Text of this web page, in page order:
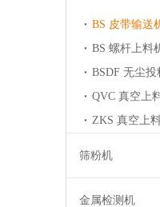
BS 皮带输送
BS 螺杆上料
BSDF 无尘投
QVC 真空上
ZKS 真空上
筛粉机
金属检测机